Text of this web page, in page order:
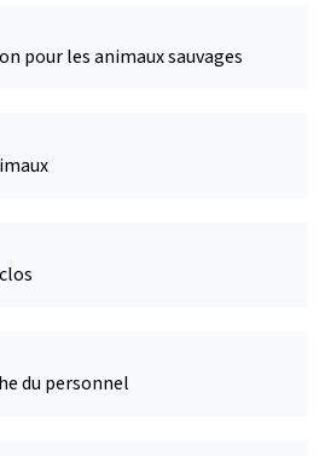
pour les animaux sauvages
du personnel